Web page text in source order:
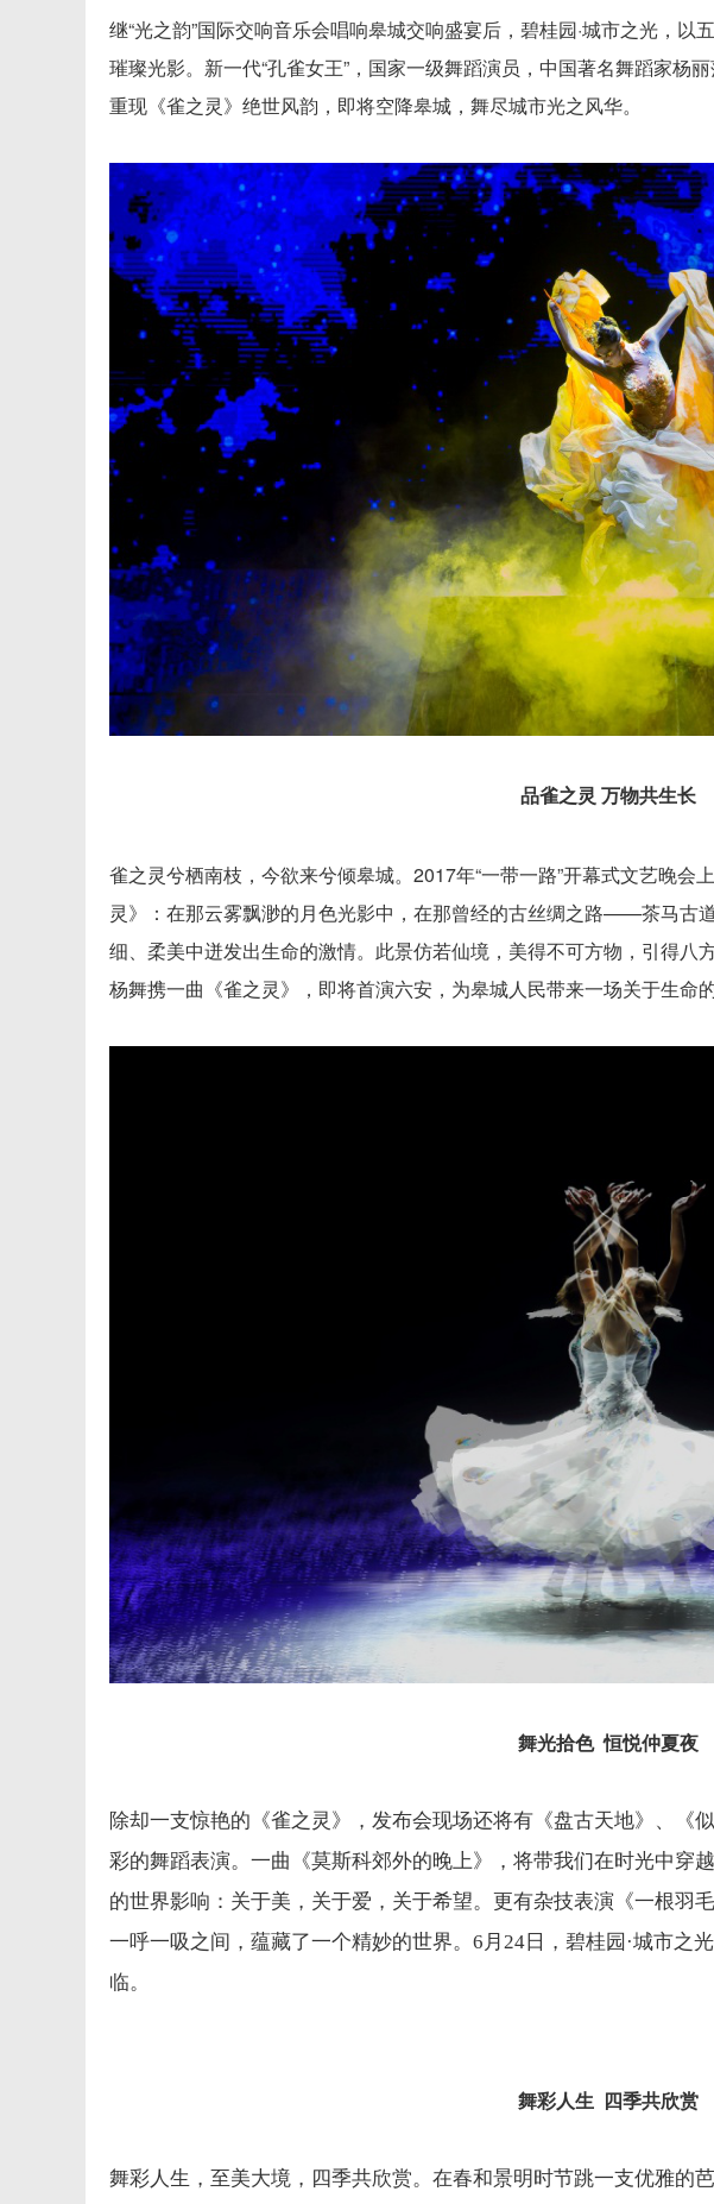
继“光之韵”国际交响音乐会唱响皋城交响盛宴后，碧桂园·城市之光，
璀璨光影。新一代“孔雀女王”，国家一级舞蹈演员，中国著名舞蹈家杨
重现《雀之灵》绝世风韵，即将空降皋城，舞尽城市光之风华。
品雀之灵 万物共生长
雀之灵兮栖南枝，今欲来兮倾皋城。2017年“一带一路”开幕式文艺晚会
灵》：在那云雾飘渺的月色光影中，在那曾经的古丝绸之路——茶马古
细、柔美中迸发出生命的激情。此景仿若仙境，美得不可方物，引得八
杨舞携一曲《雀之灵》，即将首演六安，为皋城人民带来一场关于生命
舞光拾色恒悦仲夏夜
除却一支惊艳的《雀之灵》，发布会现场还将有《盘古天地》、《
彩的舞蹈表演。一曲《莫斯科郊外的晚上》，将带我们在时光中穿
的世界影响：关于美，关于爱，关于希望。更有杂技表演《一根羽
一呼一吸之间，蕴藏了一个精妙的世界。6月24日，碧桂园·城市之
临。
舞彩人生 四季共欣赏
舞彩人生，至美大境，四季共欣赏。在春和景明时节跳一支优雅的